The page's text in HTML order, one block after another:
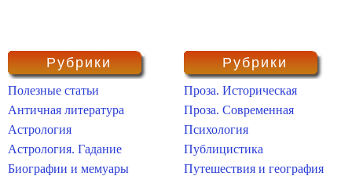
Рубрики
Полезные статьи
Античная литература
Астрология
Астрология. Гадание
Биографии и мемуары
Рубрики
Проза. Историческая
Проза. Современная
Психология
Публицистика
Путешествия и география